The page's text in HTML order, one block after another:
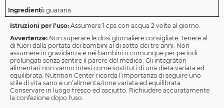
Ingredienti: guarana
Istruzioni per l'uso: Assumere 1 cps con acqua 2 volte al giorno.
Avvertenze: Non superare le dosi giornaliere consigliate. Tenere al
di fuori dalla portata dei bambini al di sotto dei tre anni. Non
assumere in gravidanza e nei bambini o comunque per periodi
prolungati senza sentire il parere del medico. Gli integratori
alimentari non vanno intesi come sostituti di una dieta variata ed
equilibrata. Nutrition Center ricorda l’importanza di seguire uno
stile di vita sano e un’alimentazione variata ed equilibrata.
Conservare in luogo fresco ed asciutto. Richiudere accuratamente
la confezione dopo l'uso.